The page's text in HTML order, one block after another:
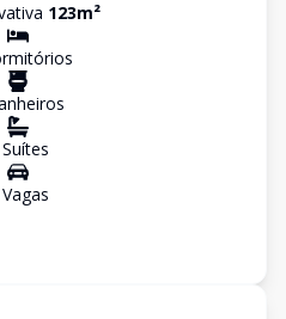
123m²
s
s
Suítes
Vagas